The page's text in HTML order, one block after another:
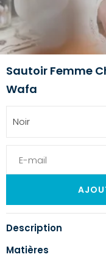
Sautoir Femme
Wafa
Noir
Description
Matières